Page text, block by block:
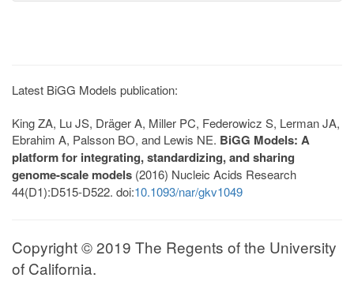
Latest BiGG Models publication:
King ZA, Lu JS, Dräger A, Miller PC, Federowicz S, Lerman JA,
Ebrahim A, Palsson BO, and Lewis NE. BiGG Models: A
platform for integrating, standardizing, and sharing
genome-scale models (2016) Nucleic Acids Research
44(D1):D515-D522. doi:10.1093/nar/gkv1049
Copyright © 2019 The Regents of the University
of California.